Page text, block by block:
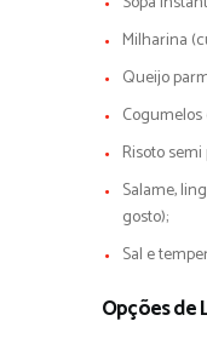
Milharina
Queijo
Risoto
Salame,
gosto);
Sal e
Opções de